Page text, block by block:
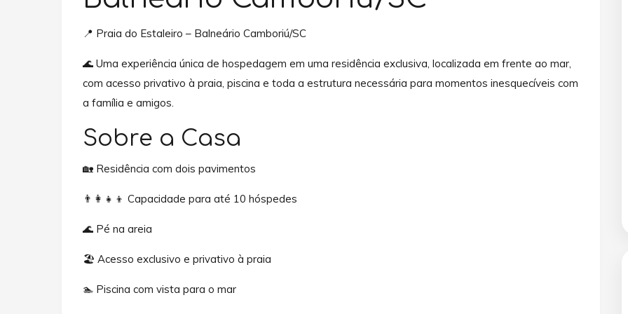
📍 Praia do Estaleiro – Balneário Camboriú/SC
🌊 Uma experiência única de hospedagem em uma residência exclusiva, localizada em frente ao mar,
com acesso privativo à praia, piscina e toda a estrutura necessária para momentos inesquecíveis com
a família e amigos.
Sobre a Casa
🏡 Residência com dois pavimentos
👨‍👩‍👧‍👦 Capacidade para até 10 hóspedes
🌊 Pé na areia
🏖️ Acesso exclusivo e privativo à praia
🏊 Piscina com vista para o mar